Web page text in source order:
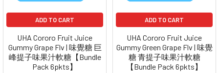
ADD TO CART
UHA Cororo Fruit Juice
Gummy Grape Flv | 味覺糖 巨
峰提子味果汁軟糖【Bundle
Pack 6pkts】
ADD TO CART
UHA Cororo Fruit Juice
Gummy Green Grape Flv | 味覺
糖 青提子味果汁軟糖
【Bundle Pack 6pkts】